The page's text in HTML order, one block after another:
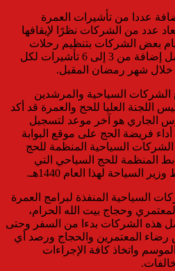
عددا من تأشيرات العمرة
عدد من الشركات نظرًا لإيقافها
بعض الشركات بتنظيم رحلات
العمرة لهذا العام، ومن المحتمل إضافة من 3 إلى 6 تأشيرات لكل
شهر رمضان المقبل.
السياحية والمرشدين
اللجنة العليا للحج والعمرة قد أكد
الأحد الموافق 17 مارس الجاري هو آخر موعد لتسجيل
أداء فريضة الحج على موقع البوابة
السياحية المنظمة للحج
المنظمة للحج السياحي التي
السياحة لهذا العام 1440هـ.
السياحية المنفذة لبرامج العمرة
وحجاج بيت الله الحرام،
هذه الشركات بدءا من السفر وحتى
رضاء المعتمرين والحجاج ورصد أي
واتخاذ كافة الإجراءات